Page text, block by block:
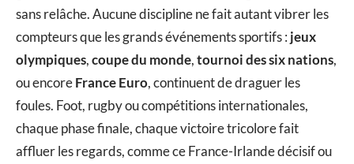
sans relâche. Aucune discipline ne fait autant vibrer les
compteurs que les grands événements sportifs : jeux
olympiques,coupe du monde,tournoi des six nations,
ou encoreFrance Euro, continuent de draguer les
foules. Foot, rugby ou compétitions internationales,
chaque phase finale, chaque victoire tricolore fait
affluer les regards, comme ce France-Irlande décisif ou